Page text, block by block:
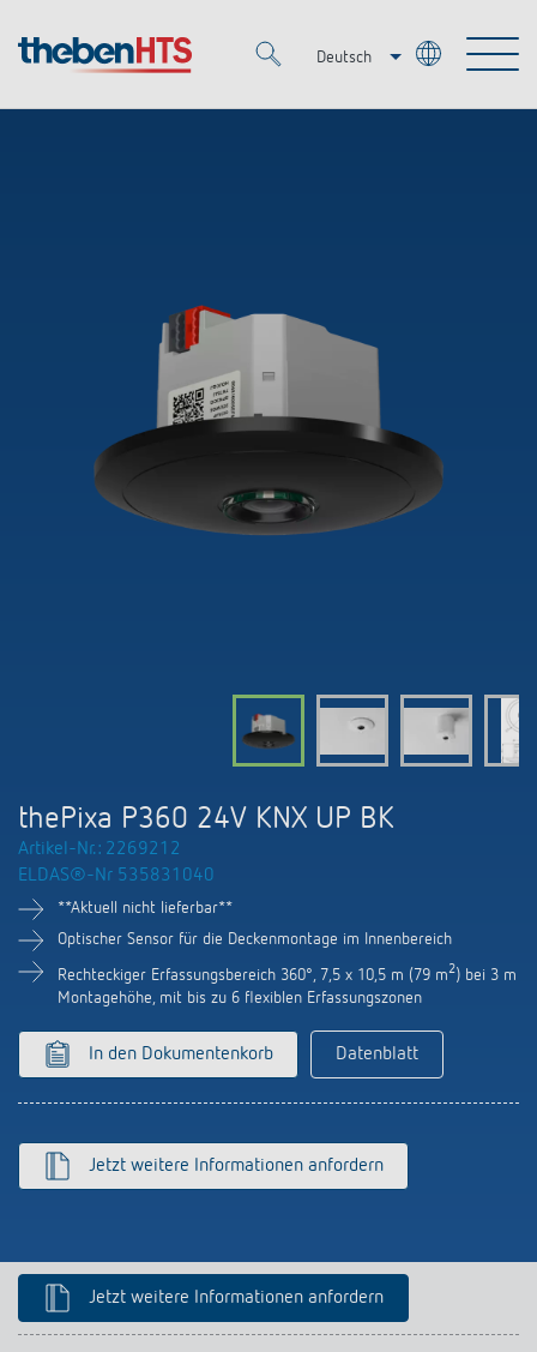
Deutsch
Italiano
Smart Home
Präsenzmelder & Bewegungsmelder
LED-Leuchten
OEM-Lösungen
Ansprechpartner OEM
Referenzen
Zeit- und Lichtsteuerung
DALI-2 Lichtsteuerung
LEDs schalten und dimmen
Smart Metering
Referenzen
Apps von Theben
Stromstossschalter: Licht effizient
LUXORliving
Mediathek
Unternehmen
Ausstellung, Präsentation und Schulung
Nachhaltigkeit
Karriere bei ThebenHTS
Verbände und Institutionen
Umwelt
Design
Ansprechpartnersuche Schweiz
Vertrieb Weltweit
Newsletter
thePixa P360 24V KNX UP BK
Artikel-Nr.: 2269212
ELDAS®-Nr 535831040
**Aktuell nicht lieferbar**
Optischer Sensor für die Deckenmontage im Innenbereich
Rechteckiger Erfassungsbereich 360°, 7,5 x 10,5 m (79 m2) bei 3 m
Montagehöhe, mit bis zu 6 flexiblen Erfassungszonen
In den Dokumentenkorb Datenblatt
Jetzt weitere Informationen anfordern
Jetzt weitere Informationen anfordern